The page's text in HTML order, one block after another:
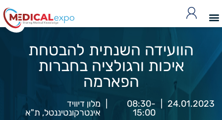
הוועידה השנתית להבטחת
איכות ורגולציה בחברות
הפארמה
24.01.2023
08:30-
15:00
מלון דיוויד
אינטרקונטיננטל, ת"א